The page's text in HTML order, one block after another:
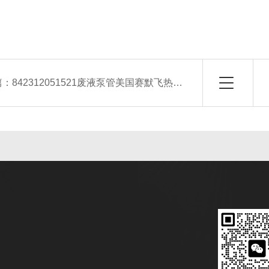
：842312051521废液泵管美国赛默飞热电ICP原吸